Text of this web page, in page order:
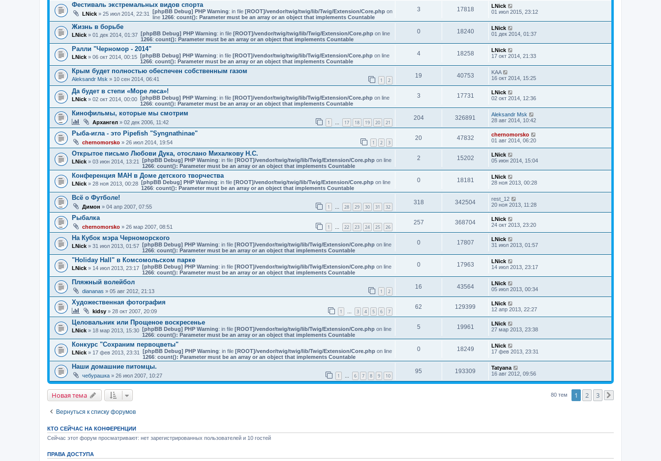
Фестиваль экстремальных видов спорта
LNick » 25 июл 2014, 22:31 [phpBB Debug] PHP Warning: in file [ROOT]/vendor/twig/twig/lib/Twig/Extension/Core.phpon
line 1266: count(): Parameter must be an array or an object that implements Countable
3 17818
LNick
01 июл 2015, 23:12
Жизнь в борьбе
LNick » 01 дек 2014, 01:37 [phpBB Debug] PHP Warning: in file [ROOT]/vendor/twig/twig/lib/Twig/Extension/Core.phpon line
1266: count(): Parameter must be an array or an object that implements Countable
0 18240
LNick
01 дек 2014, 01:37
Ралли "Черномор - 2014"
LNick » 06 окт 2014, 00:15 [phpBB Debug] PHP Warning: in file [ROOT]/vendor/twig/twig/lib/Twig/Extension/Core.phpon line
1266: count(): Parameter must be an array or an object that implements Countable
4 18258
LNick
17 окт 2014, 21:33
Крым будет полностью обеспечен собственным газом
Aleksandr Msk » 10 сен 2014, 06:41 1 2
19 40753
KAA
16 окт 2014, 15:25
Да будет в степи «Море леса»!
LNick » 02 окт 2014, 00:00 [phpBB Debug] PHP Warning: in file [ROOT]/vendor/twig/twig/lib/Twig/Extension/Core.phpon line
1266: count(): Parameter must be an array or an object that implements Countable
3 17731
LNick
02 окт 2014, 12:36
Кинофильмы, которые мы смотрим
Архангел » 02 дек 2006, 11:42 1 17 18 19 20 21
204 326891
Aleksandr Msk
28 авг 2014, 10:42
Рыба-игла - это Pipefish "Syngnathinae"
chernomorsko » 26 июл 2014, 19:54 1 2 3
20 47832
chernomorsko
01 авг 2014, 06:20
Открытое письмо Любови Дука, отослано Михалкову Н.С.
LNick » 03 июн 2014, 13:21 [phpBB Debug] PHP Warning: in file [ROOT]/vendor/twig/twig/lib/Twig/Extension/Core.phpon line
1266: count(): Parameter must be an array or an object that implements Countable
2 15202
LNick
05 июн 2014, 15:04
Конференция МАН в Доме детского творчества
LNick » 28 ноя 2013, 00:28 [phpBB Debug] PHP Warning: in file [ROOT]/vendor/twig/twig/lib/Twig/Extension/Core.phpon line
1266: count(): Parameter must be an array or an object that implements Countable
0 18181
LNick
28 ноя 2013, 00:28
Всё о Футболе!
Димон » 04 апр 2007, 07:55 1 28 29 30 31 32
318 342504
rest_12
20 ноя 2013, 11:28
Рыбалка
chernomorsko » 26 мар 2007, 08:51 1 22 23 24 25 26
257 368704
LNick
24 окт 2013, 23:20
На Кубок мэра Черноморского
LNick » 31 июл 2013, 01:57 [phpBB Debug] PHP Warning: in file [ROOT]/vendor/twig/twig/lib/Twig/Extension/Core.phpon line
1266: count(): Parameter must be an array or an object that implements Countable
0 17807
LNick
31 июл 2013, 01:57
"Holiday Hall" в Комсомольском парке
LNick » 14 июл 2013, 23:17 [phpBB Debug] PHP Warning: in file [ROOT]/vendor/twig/twig/lib/Twig/Extension/Core.phpon line
1266: count(): Parameter must be an array or an object that implements Countable
0 17963
LNick
14 июл 2013, 23:17
Пляжный волейбол
diananas » 05 авг 2012, 21:13 1 2
16 43564
LNick
05 июл 2013, 00:34
Художественная фотография
kidsy » 28 окт 2007, 20:09 1 3 4 5 6 7
62 129399
LNick
12 апр 2013, 22:27
Целовальник или Прощеное воскресенье
LNick » 18 мар 2013, 15:30 [phpBB Debug] PHP Warning: in file [ROOT]/vendor/twig/twig/lib/Twig/Extension/Core.phpon line
1266: count(): Parameter must be an array or an object that implements Countable
5 19961
LNick
27 мар 2013, 23:38
Конкурс "Сохраним первоцветы"
LNick » 17 фев 2013, 23:31 [phpBB Debug] PHP Warning: in file [ROOT]/vendor/twig/twig/lib/Twig/Extension/Core.phpon line
1266: count(): Parameter must be an array or an object that implements Countable
0 18249
LNick
17 фев 2013, 23:31
Наши домашние питомцы.
чебурашка » 26 июл 2007, 10:27 1 6 7 8 9 10
95 193309
Tatyana
16 авг 2012, 09:56
Новая тема 80 тем 1 2 3
Вернуться к списку форумов
КТО СЕЙЧАС НА КОНФЕРЕНЦИИ
Сейчас этот форум просматривают: нет зарегистрированных пользователей и 10 гостей
ПРАВА ДОСТУПА